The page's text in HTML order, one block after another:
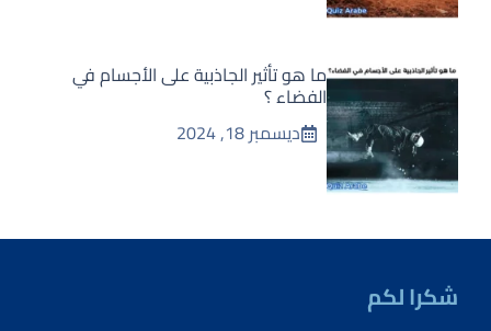
ما هو تأثير الجاذبية على الأجسام في
الفضاء ؟
ديسمبر 18, 2024
شكرا لكم